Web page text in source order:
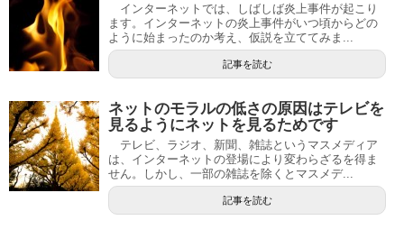
インターネットでは、しばしば炎上事件が起こり
ます。インターネットの炎上事件がいつ頃からどの
ように始まったのか考え、仮説を立ててみま...
記事を読む
ネットのモラルの低さの原因はテレビを
見るようにネットを見るためです
テレビ、ラジオ、新聞、雑誌というマスメディア
は、インターネットの登場により変わらざるを得ま
せん。しかし、一部の雑誌を除くとマスメデ...
記事を読む